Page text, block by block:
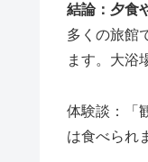
結論：夕食
多くの旅館
ます。大浴
体験談：「
は食べられ